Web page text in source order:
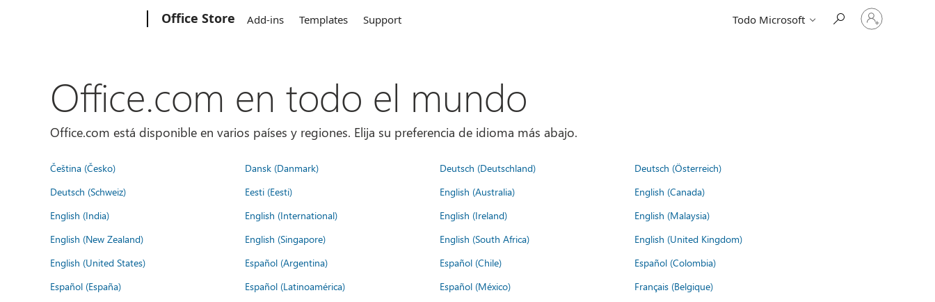
Office Store Add-ins Templates Support Todo Microsoft
Iniciar
sesión
Office.com en todo el mundo
Office.com está disponible en varios países y regiones. Elija su preferencia de idioma más abajo.
Čeština (Česko) Dansk (Danmark) Deutsch (Deutschland)
Deutsch (Österreich)
Deutsch (Schweiz)
Eesti (Eesti) English (Australia)
English (Canada)
English (India)
English (International) English (Ireland)
English (Malaysia)
English (New Zealand)
English (Singapore) English (South Africa)
English (United Kingdom)
English (United States)
Español (Argentina) Español (Chile)
Español (Colombia)
Español (España)
Español (Latinoamérica) Español (México)
Français (Belgique)